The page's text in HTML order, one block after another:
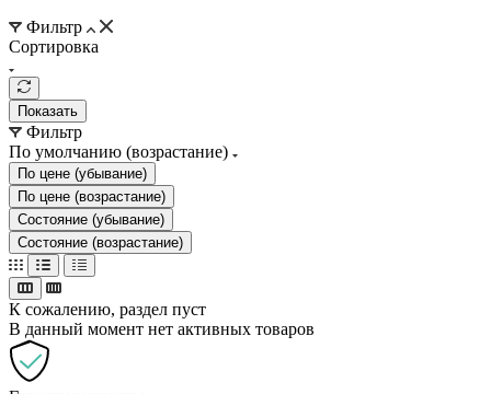
Фильтр
Сортировка
Показать
Фильтр
По умолчанию (возрастание)
По цене (убывание)
По цене (возрастание)
Состояние (убывание)
Состояние (возрастание)
К сожалению, раздел пуст
В данный момент нет активных товаров